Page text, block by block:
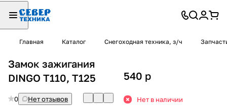
Главная Каталог Снегоходная техника, з/ч
Замок зажигания
DINGO T110, Т125
0 Нет отзывов
540 p
Нет в наличии